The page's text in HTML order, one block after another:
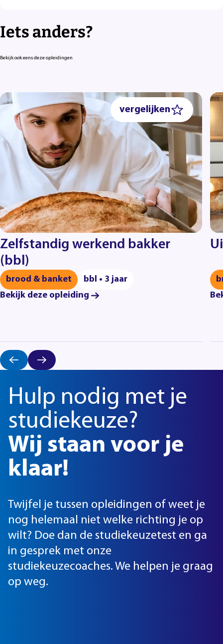
Iets anders?
Bekijk ook eens deze opleidingen
vergelijken
Zelfstandig werkend bakker
(bbl)
brood & banket
bbl • 3 jaar
Bekijk deze opleiding
Hulp nodig met je
studiekeuze?
Wij staan voor je
klaar!
Twijfel je tussen opleidingen of weet je
nog helemaal niet welke richting je op
wilt? Doe dan de studiekeuzetest en ga
in gesprek met onze
studiekeuzecoaches. We helpen je graag
op weg.